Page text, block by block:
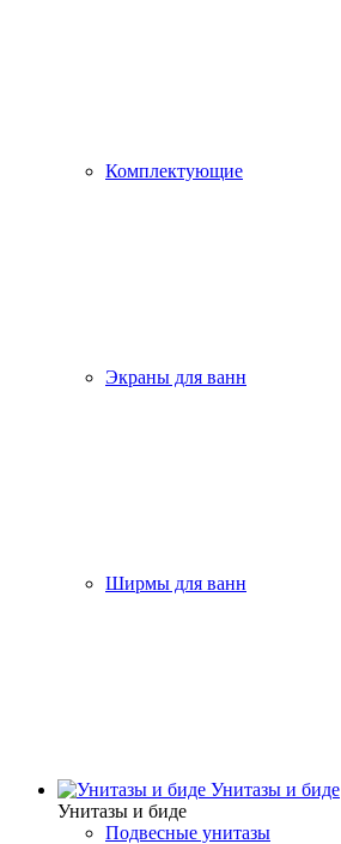
Комплектующие
Экраны для ванн
Ширмы для ванн
Унитазы и биде
Унитазы и биде
Подвесные унитазы